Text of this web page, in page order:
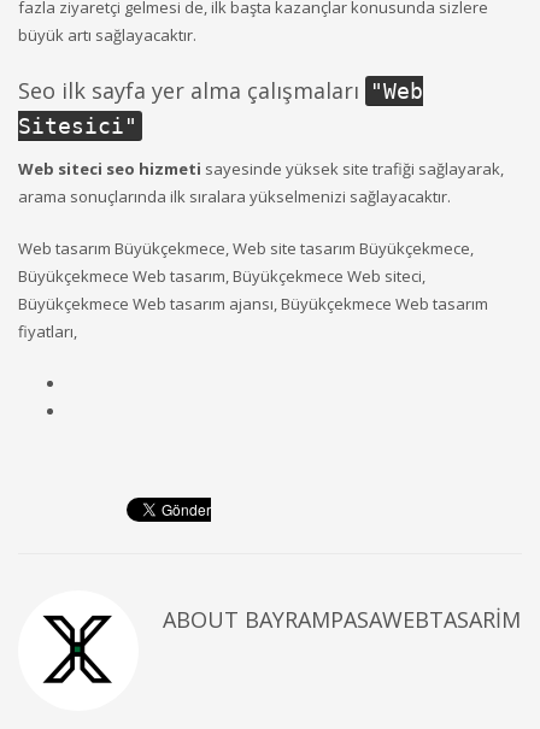
fazla ziyaretçi gelmesi de, ilk başta kazançlar konusunda sizlere
büyük artı sağlayacaktır.
Seo ilk sayfa yer alma çalışmaları "Web
Sitesici"
Web siteci seo hizmeti sayesinde yüksek site trafiği sağlayarak,
arama sonuçlarında ilk sıralara yükselmenizi sağlayacaktır.
Web tasarım Büyükçekmece, Web site tasarım Büyükçekmece,
Büyükçekmece Web tasarım, Büyükçekmece Web siteci,
Büyükçekmece Web tasarım ajansı, Büyükçekmece Web tasarım
fiyatları,
ABOUT BAYRAMPASAWEBTASARIM